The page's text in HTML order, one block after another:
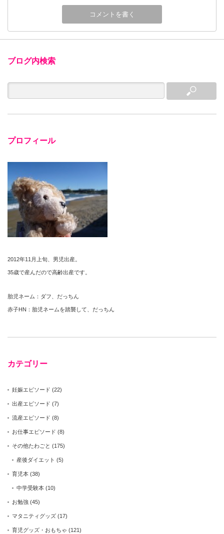
ブログ内検索
プロフィール
2012年11月上旬、男児出産。
35歳で産んだので高齢出産です。
胎児ネーム：ダフ、だっちん
赤子HN：胎児ネームを踏襲して、だっちん
カテゴリー
妊娠エピソード (22)
出産エピソード (7)
流産エピソード (8)
お仕事エピソード (8)
その他たわごと (175)
産後ダイエット (5)
育児本 (38)
中学受験本 (10)
お勉強 (45)
マタニティグッズ (17)
育児グッズ・おもちゃ (121)